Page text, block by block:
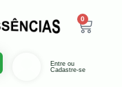
0
Entre ou
Cadastre-se